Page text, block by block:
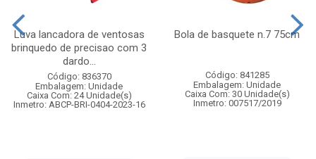
Luva lancadora de ventosas
brinquedo de precisao com 3
dardo...
Código: 836370
Embalagem: Unidade
Caixa Com: 24 Unidade(s)
Inmetro: ABCP-BRI-0404-2023-16
Bola de basquete n.7 75cm
Código: 841285
Embalagem: Unidade
Caixa Com: 30 Unidade(s)
Inmetro: 007517/2019